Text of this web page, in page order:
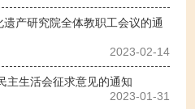
产研究院全体教职工会议的通
2023-02-14
主生活会征求意见的通知
2023-01-31